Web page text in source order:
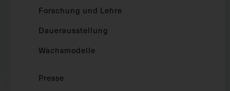
Forschung und Lehre
Dauerausstellung
Wachsmodelle
Presse